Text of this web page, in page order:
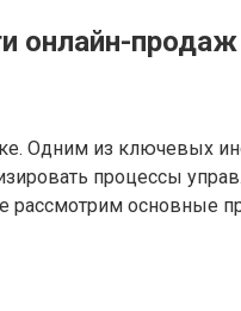
онлайн-
Одним из ключевых
процессы
основные